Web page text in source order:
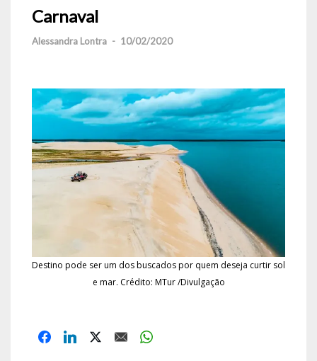
Carnaval
Alessandra Lontra - 10/02/2020
Destino pode ser um dos buscados por quem deseja curtir sol
e mar. Crédito: MTur /Divulgação